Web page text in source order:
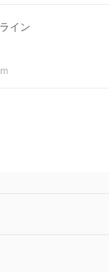
イン